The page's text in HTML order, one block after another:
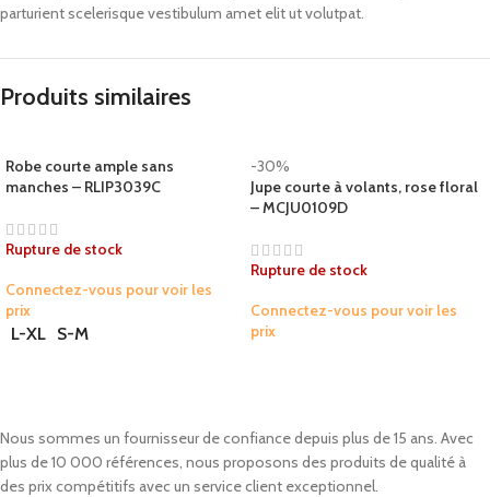
parturient scelerisque vestibulum amet elit ut volutpat.
Produits similaires
Robe courte ample sans
manches – RLIP3039C
Rupture de stock
Connectez-vous pour voir les
prix
L-XL S-M
-30%
Jupe courte à volants, rose floral
– MCJU0109D
Rupture de stock
Connectez-vous pour voir les
prix
Nous sommes un fournisseur de confiance depuis plus de 15 ans. Avec
plus de 10 000 références, nous proposons des produits de qualité à
des prix compétitifs avec un service client exceptionnel.